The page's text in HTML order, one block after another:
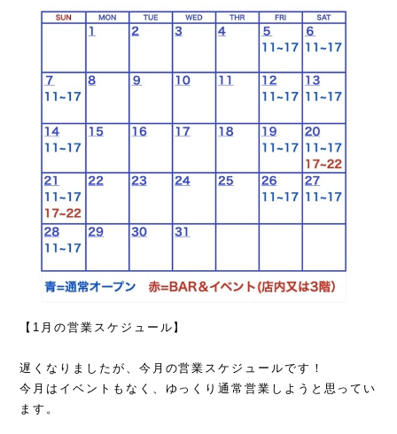
【1月の営業スケジュール】
遅くなりましたが、今月の営業スケジュールです！
今月はイベントもなく、ゆっくり通常営業しようと思ってい
ます。